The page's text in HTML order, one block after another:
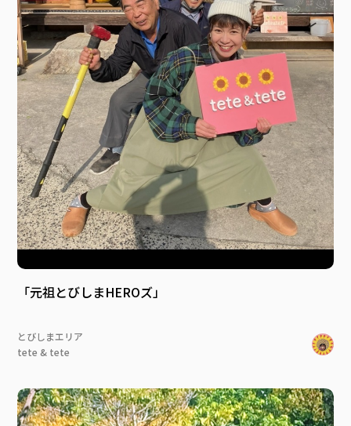
「元祖とびしまHEROズ」
とびしまエリア
tete & tete